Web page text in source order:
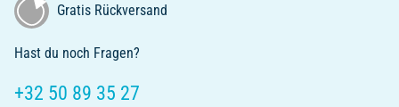
Gratis Rückversand
Hast du noch Fragen?
+32 50 89 35 27